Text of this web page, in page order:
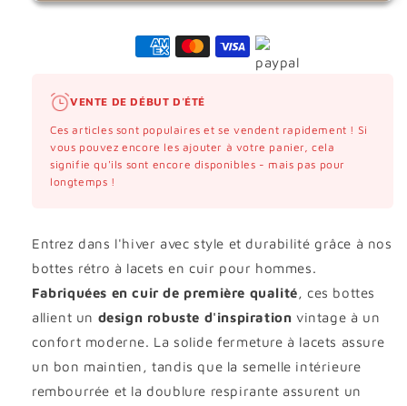
VENTE DE DÉBUT D'ÉTÉ
Ces articles sont populaires et se vendent rapidement ! Si
vous pouvez encore les ajouter à votre panier, cela
signifie qu'ils sont encore disponibles - mais pas pour
longtemps !
Entrez dans l'hiver avec style et durabilité grâce à nos
bottes rétro à lacets en cuir pour hommes.
Fabriquées en cuir de première qualité, ces bottes
allient un design robuste d'inspiration vintage à un
confort moderne. La solide fermeture à lacets assure
un bon maintien, tandis que la semelle intérieure
rembourrée et la doublure respirante assurent un